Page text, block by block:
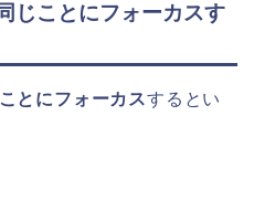
ことにフォーカスす
とにフォーカスするとい